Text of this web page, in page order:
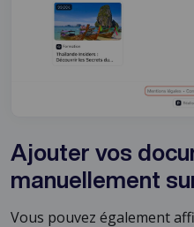
Ajouter vos
manuellement
Vous pouvez également